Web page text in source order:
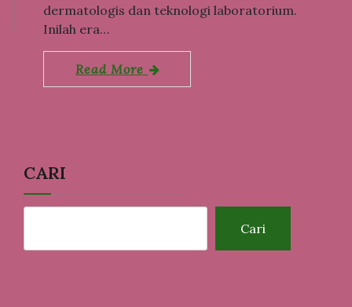
dermatologis dan teknologi laboratorium.
Inilah era…
Read More
CARI
Cari